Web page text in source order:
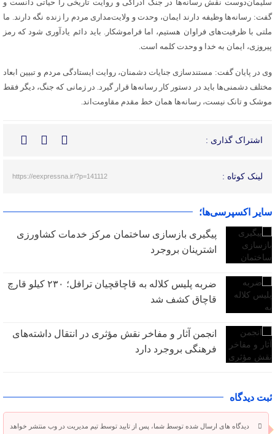
سلیمان‌دوست نقش رسانه‌ها در جنگ ادراکی و روایت تاریخی را حیاتی دانست و
گفت: رسانه‌ها وظیفه دارند ایمان، وحدت و ولایت‌مداری مردم را زنده نگه دارند. ما
ملتی با ظرفیت‌های فراوان هستیم، اما فراموشکار. باید دائم یادآوری شود که رمز
پیروزی، ایمان به خدا و وحدت کلمه است.
وی در پایان گفت: مستندسازی جنایات دشمنان، روایت ایستادگی مردم و تبیین ابعاد
مختلف دشمنی‌ها باید در دستور کار رسانه‌ها قرار گیرد. در زمانی که جنگ، دیگر فقط
موشک و تانک نیست، رسانه‌ها همان خط مقدم مقاومت‌اند.
اشتراک گذاری :
لینک کوتاه : https://eexpressna.ir/?p=141112
سایر اکسپرسی‌ها؛
پیگیری بازسازی ساختمان مرکز خدمات کشاورزی
اشترینان بروجرد
ضربه پلیس کلاله به قاچاقچیان ترافل؛ ۲۳۰ کیلو قارچ
قاچاق کشف شد
انجمن آثار و مفاخر نقش مؤثری در انتقال داشته‌های
فرهنگی بروجرد دارد
ثبت دیدگاه
دیدگاه های ارسال شده توسط شما، پس از تایید توسط تیم مدیریت در وب منتشر خواهد